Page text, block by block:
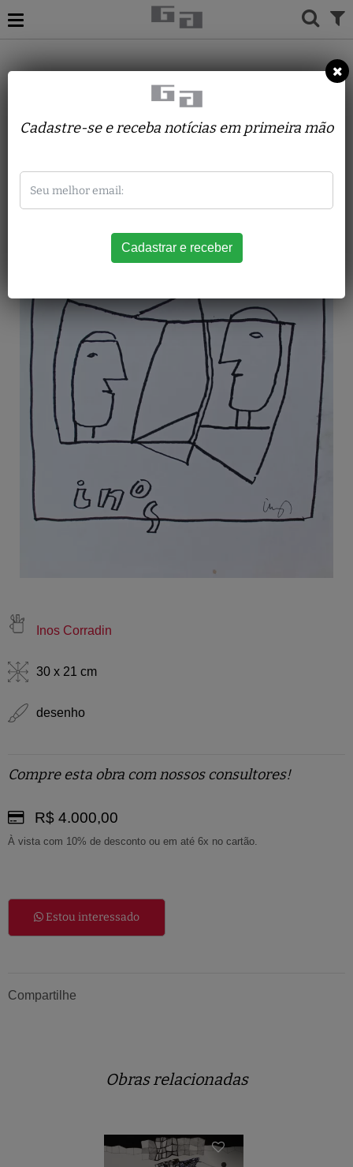
INOS CORRADIN
Il Palio
Inos Corradin
30 x 21 cm
desenho
Compre esta obra com nossos consultores!
R$ 4.000,00
À vista com 10% de desconto ou em até 6x no cartão.
Estou interessado
Compartilhe
Obras relacionadas
Cadastre-se e receba notícias em primeira mão